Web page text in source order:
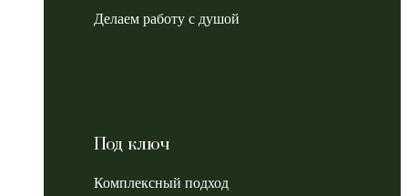
Делаем работу с душой
Под ключ
Комплексный подход